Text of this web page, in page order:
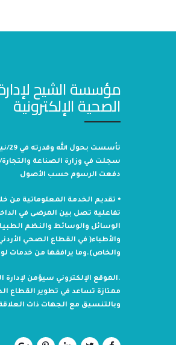
مؤسسة الشيح
الصحية الإلكترونية
سجلت في وزارة الصناعة
دفعت الرسوم حسب الأصول
⦁ تقديم الخدمة المعلوماتية من
تفاعلية تصل بين المرضى في
الوسائل والوسائط والنظم
والأطباء( في القطاع الصحي
والخاص).وما يرافقها من خدمات
.الموقع الإلكتروني سيؤمن
ممتازة تساعد في تطوير القطاع
وبالتنسيق مع الجهات ذات